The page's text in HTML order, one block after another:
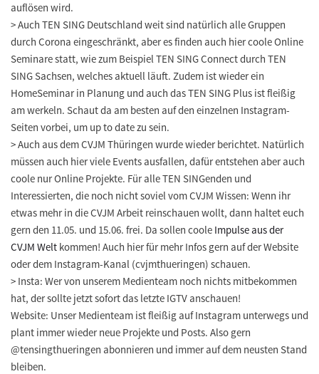
auflösen wird.
>Auch TEN SING Deutschland weit sind natürlich alle Gruppen
durch Corona eingeschränkt, aber es finden auch hier coole Online
Seminare statt, wie zum Beispiel TEN SING Connect durch TEN
SING Sachsen, welches aktuell läuft. Zudem ist wieder ein
HomeSeminar in Planung und auch das TEN SING Plus ist fleißig
am werkeln. Schaut da am besten auf den einzelnen Instagram-
Seiten vorbei, um up to date zu sein.
>Auch aus demCVJM Thüringen wurde wieder berichtet. Natürlich
müssen auch hier viele Events ausfallen, dafür entstehen aber auch
coole nur Online Projekte. Für alle TEN SINGenden und
Interessierten, die noch nicht soviel vom CVJM Wissen: Wenn ihr
etwas mehr in die CVJM Arbeit reinschauen wollt, dann haltet euch
gern den 11.05. und 15.06. frei. Da sollen coole Impulse aus der
CVJM Welt kommen! Auch hier für mehr Infos gern auf der Website
oder dem Instagram-Kanal (cvjmthueringen) schauen.
> Insta: Wer von unserem Medienteam noch nichts mitbekommen
hat, der sollte jetzt sofort das letzte IGTV anschauen!
Website: Unser Medienteam ist fleißig auf Instagram unterwegs und
plant immer wieder neue Projekte und Posts. Also gern
@tensingthueringen abonnieren und immer auf dem neusten Stand
bleiben.